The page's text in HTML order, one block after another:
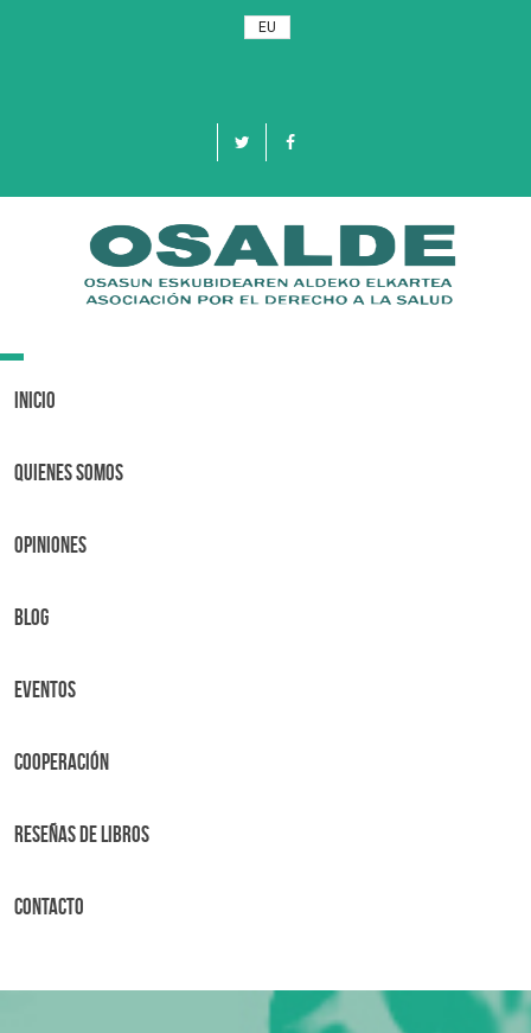
EU
Toggle
Inicio
Quienes Somos
OPINIONES
BLOG
Eventos
Cooperación
Reseñas de libros
Contacto